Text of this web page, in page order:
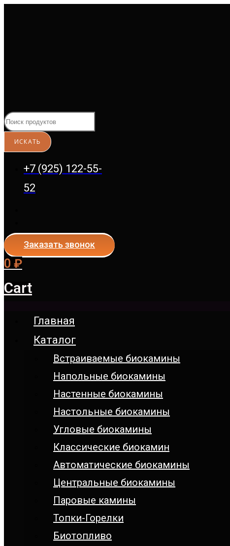
+7 (925) 122-55-
52
Заказать звонок
0 ₽
Cart
Главная
Каталог
Встраиваемые биокамины
Напольные биокамины
Настенные биокамины
Настoльные биокамины
Угловые биокамины
Классические биокамин
Автоматические биокамины
Центральные биокамины
Паровые камины
Топки-Горелки
Биотопливо